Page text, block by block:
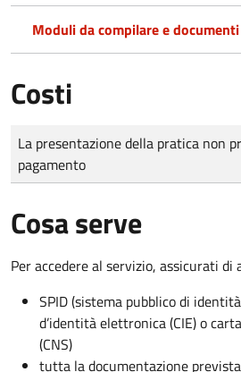
Moduli da compilare e
Costi
Tipo di pagamento
Importo
La presentazione della pratica non
pagamento
Cosa serve
Per accedere al servizio, assicurati di
SPID (sistema pubblico di
d’identità elettronica (CIE) o
(CNS)
tutta la documentazione